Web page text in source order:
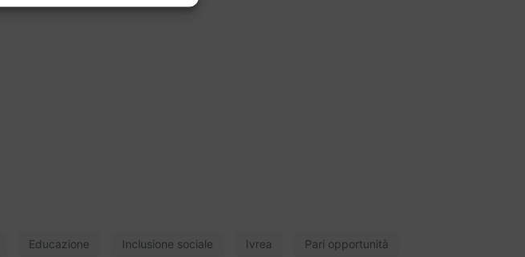
Educazione Inclusione sociale Ivrea Pari opportunità